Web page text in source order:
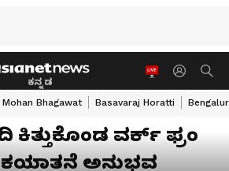
ಕನ್ನಡ
Mohan Bhagawat Basavaraj Horatti
ವರ್ಕ್ ಫ್ರಂ
ಅನುಭವ